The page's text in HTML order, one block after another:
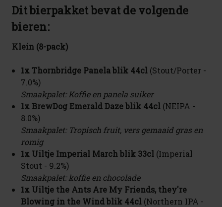
Dit bierpakket bevat de volgende
bieren:
Klein (8-pack)
1x Thornbridge Panela blik 44cl (Stout/Porter -
7.0%)
Smaakpalet: Koffie en panela suiker
1x BrewDog Emerald Daze blik 44cl (NEIPA -
8.0%)
Smaakpalet: Tropisch fruit, vers gemaaid gras en
romig
1x Uiltje Imperial March blik 33cl (Imperial
Stout - 9.2%)
Smaakpalet: koffie en chocolade
1x Uiltje the Ants Are My Friends, they're
Blowing in the Wind blik 44cl (Northern IPA -